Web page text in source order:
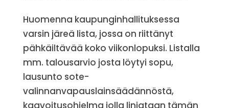
Huomenna kaupunginhallituksessa
varsin järeä lista, jossa on riittänyt
pähkäiltävää koko viikonlopuksi. Listalla
mm. talousarvio josta löytyi sopu,
lausunto sote-
valinnanvapauslainsäädännöstä,
kaavoitusohjelma jolla linjataan tämän